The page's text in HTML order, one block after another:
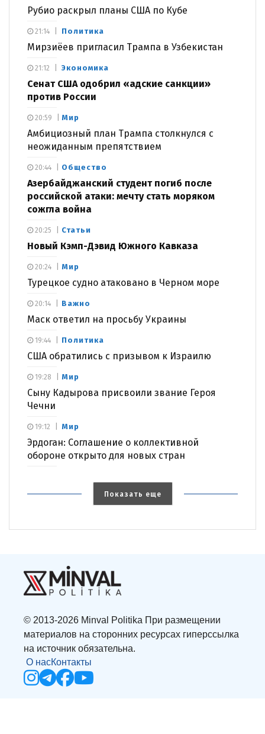
Рубио раскрыл планы США по Кубе
Политика
Мирзиёев пригласил Трампа в Узбекистан
21:14
Экономика
Сенат США одобрил «адские санкции»
против России
21:12
Мир
Амбициозный план Трампа столкнулся с
неожиданным препятствием
20:59
Общество
Азербайджанский студент погиб после
российской атаки: мечту стать моряком
сожгла война
20:44
Статьи
Новый Кэмп-Дэвид Южного Кавказа
20:25
Мир
Турецкое судно атаковано в Черном море
20:24
Важно
Маск ответил на просьбу Украины
20:14
Политика
США обратились с призывом к Израилю
19:44
Мир
Сыну Кадырова присвоили звание Героя
Чечни
19:28
Мир
Эрдоган: Соглашение о коллективной
обороне открыто для новых стран
19:12
Показать еще
© 2013-2026 Minval Politika При размещении
материалов на сторонних ресурсах гиперссылка
на источник обязательна.
О насКонтакты